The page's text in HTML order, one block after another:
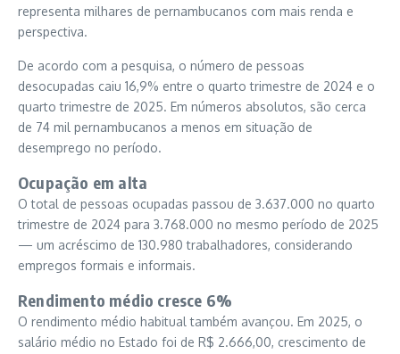
representa milhares de pernambucanos com mais renda e
perspectiva.
De acordo com a pesquisa, o número de pessoas
desocupadas caiu 16,9% entre o quarto trimestre de 2024 e o
quarto trimestre de 2025. Em números absolutos, são cerca
de 74 mil pernambucanos a menos em situação de
desemprego no período.
Ocupação em alta
O total de pessoas ocupadas passou de 3.637.000 no quarto
trimestre de 2024 para 3.768.000 no mesmo período de 2025
— um acréscimo de 130.980 trabalhadores, considerando
empregos formais e informais.
Rendimento médio cresce 6%
O rendimento médio habitual também avançou. Em 2025, o
salário médio no Estado foi de R$ 2.666,00, crescimento de